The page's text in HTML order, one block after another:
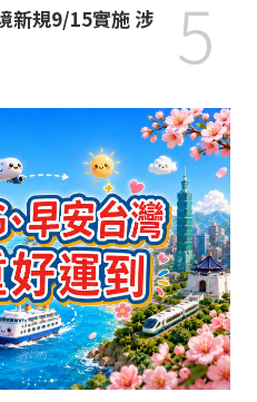
新規9/15實施 涉
5